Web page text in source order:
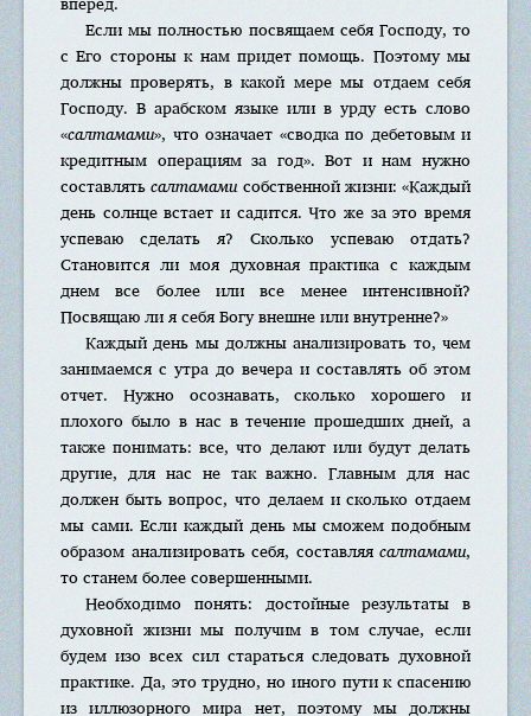
Если мы полностью посвящаем себя Господу, то
с Его стороны к нам придет помощь. Поэтому мы
должны проверять, в какой мере мы отдаем себя
Господу. В арабском языке или в урду есть слово
«салтамами», что означает «сводка по дебетовым и
кредитным операциям за год». Вот и нам нужно
составлятьсалтамамисобственной жизни: «Каждый
день солнце встает и садится. Что же за это время
успеваю сделать я? Сколько успеваю отдать?
Становится ли моя духовная практика с каждым
днем все более или все менее интенсивной?
Посвящаю ли я себя Богу внешне или внутренне?»
Каждый день мы должны анализировать то, чем
занимаемся с утра до вечера и составлять об этом
отчет. Нужно осознавать, сколько хорошего и
плохого было в нас в течение прошедших дней, а
также понимать: все, что делают или будут делать
другие, для нас не так важно. Главным для нас
должен быть вопрос, что делаем и сколько отдаем
мы сами. Если каждый день мы сможем подобным
образом анализировать себя, составляя салтамами,
то станем более совершенными.
Необходимо понять: достойные результаты в
духовной жизни мы получим в том случае, если
будем изо всех сил стараться следовать духовной
практике. Да, это трудно, но иного пути к спасению
из иллюзорного мира нет, поэтому мы должны